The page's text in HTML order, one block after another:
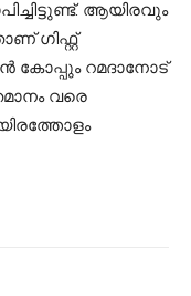
ആയിരവും
ഗിഫ്റ്റ്
റമദാനോട്
വരെ